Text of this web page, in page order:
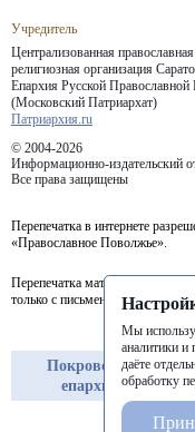
Учредитель
Централизованная православная
религиозная организация
Епархия Русской Православной
(Московский Патриархат)
Патриархия.ru
© 2004-2026
Информационно-издательский
Все права защищены
Перепечатка в интернете
«Православное Поволжье».
Перепечатка материалов
только с письменного
Покровская
епархия
Мы
аналитики и
даёте
обработку